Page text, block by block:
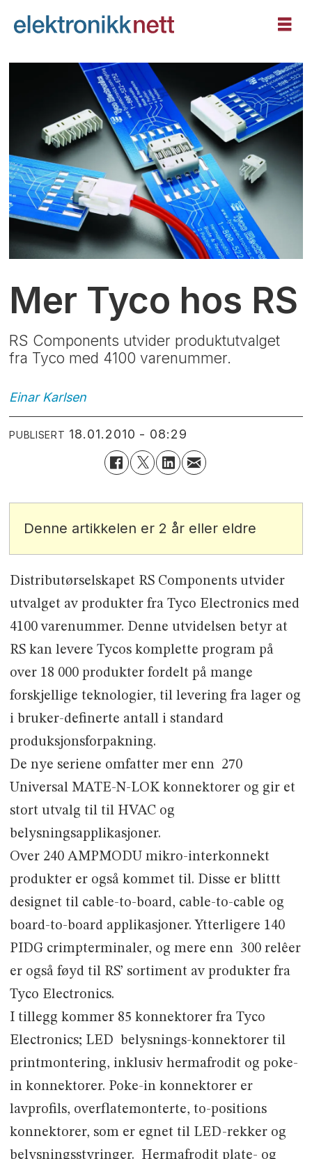
Mer Tyco hos RS
RS Components utvider produktutvalget
fra Tyco med 4100 varenummer.
Einar Karlsen
PUBLISERT 18.01.2010 - 08:29
Denne artikkelen er 2 år eller eldre
Distributørselskapet RS Components utvider
utvalget av produkter fra Tyco Electronics med
4100 varenummer. Denne utvidelsen betyr at
RS kan levere Tycos komplette program på
over 18 000 produkter fordelt på mange
forskjellige teknologier, til levering fra lager og
i bruker-definerte antall i standard
produksjonsforpakning.
De nye seriene omfatter mer enn 270
Universal MATE-N-LOK konnektorer og gir et
stort utvalg til til HVAC og
belysningsapplikasjoner.
Over 240 AMPMODU mikro-interkonnekt
produkter er også kommet til. Disse er blittt
designet til cable-to-board, cable-to-cable og
board-to-board applikasjoner. Ytterligere 140
PIDG crimpterminaler, og mere enn 300 relêer
er også føyd til RS’ sortiment av produkter fra
Tyco Electronics.
I tillegg kommer 85 konnektorer fra Tyco
Electronics; LED belysnings-konnektorer til
printmontering, inklusiv hermafrodit og poke-
in konnektorer. Poke-in konnektorer er
lavprofils, overflatemonterte, to-positions
konnektorer, som er egnet til LED-rekker og
belysningsstyringer. Hermafrodit plate- og